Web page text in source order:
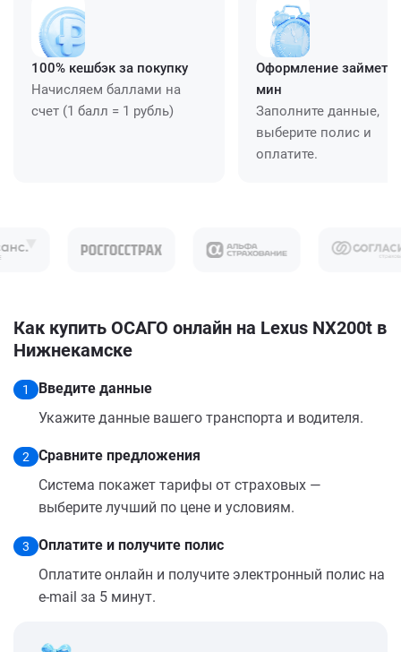
100% кешбэк за покупку
Начисляем баллами на
счет (1 балл = 1 рубль)
Оформление займет
мин
Заполните данные,
выберите полис и
оплатите.
Как купить ОСАГО онлайн на Lexus NX200t в
Нижнекамске
1
Введите данные
Укажите данные вашего транспорта и водителя.
2
Сравните предложения
Система покажет тарифы от страховых —
выберите лучший по цене и условиям.
3
Оплатите и получите полис
Оплатите онлайн и получите электронный полис на
e-mail за 5 минут.